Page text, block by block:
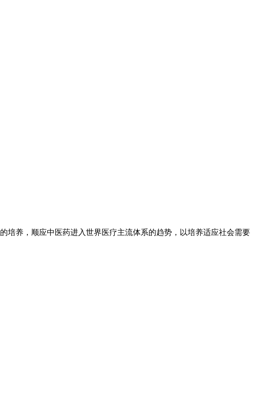
培养，顺应中医药进入世界医疗主流体系的趋势，以培养适应社会需要